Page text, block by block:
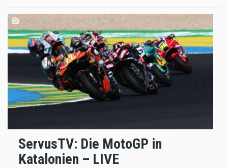
ServusTV: Die MotoGP in
Katalonien – LIVE